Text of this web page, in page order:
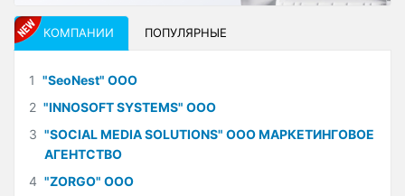
КОМПАНИИ ПОПУЛЯРНЫЕ
1 "SeoNest" ООО
2 "INNOSOFT SYSTEMS" ООО
3 "SOCIAL MEDIA SOLUTIONS" ООО МАРКЕТИНГОВОЕ
АГЕНТСТВО
4 "ZORGO" ООО